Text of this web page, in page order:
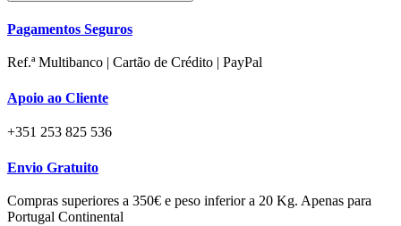
Mini
Pagamentos Seguros
Ref.ª Multibanco | Cartão de Crédito | PayPal
Apoio ao Cliente
+351 253 825 536
Envio Gratuito
Compras superiores a 350€ e peso inferior a 20 Kg. Apenas para
Portugal Continental